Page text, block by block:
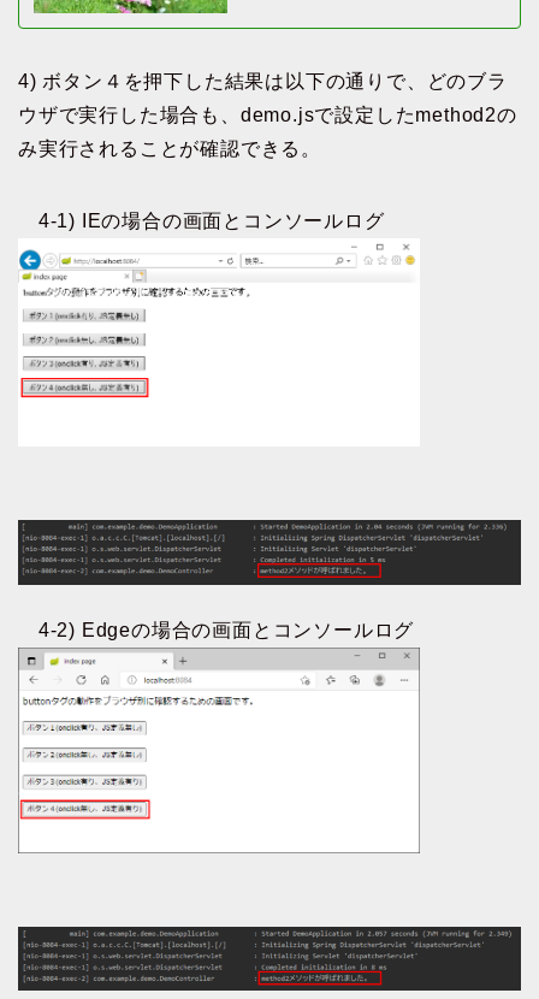
4) ボタン４を押下した結果は以下の通りで、どのブラ
ウザで実行した場合も、demo.jsで設定したmethod2の
み実行されることが確認できる。
4-1) IEの場合の画面とコンソールログ
4-2) Edgeの場合の画面とコンソールログ